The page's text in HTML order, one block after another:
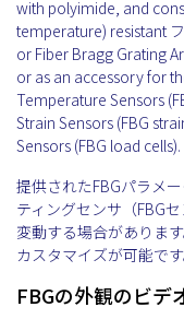
with polyimide, and
temperature) resistant
or Fiber Bragg Grating
or as an accessory for
Temperature Sensors
Strain Sensors (FBG
Sensors (FBG load cells).
提供されたFBGパラメ
ティングセンサ（FBG
変動する場合がありま
カスタマイズが可能です
FBGの外観のビデ